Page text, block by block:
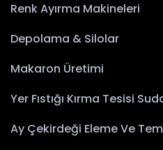
Renk Ayırma Makineleri
Depolama & Silolar
Makaron Üretimi
Yer Fıstığı Kırma Tesisi
Ay Çekirdeği Eleme Ve